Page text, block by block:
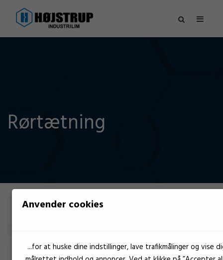
Rørtætning
FILTER
Anvender cookies
...for at huske dine indstillinger, lave trafikmålinger og vise